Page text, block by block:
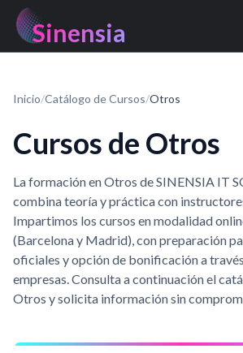
Sinensia
Inicio/Catálogo de Cursos/Otros
Cursos de Otros
La formación en Otros de SINENSIA IT
combina teoría y práctica con
Impartimos los cursos en modalidad
(Barcelona y Madrid), con preparación
oficiales y opción de bonificación a
empresas. Consulta a continuación el
Otros y solicita información sin